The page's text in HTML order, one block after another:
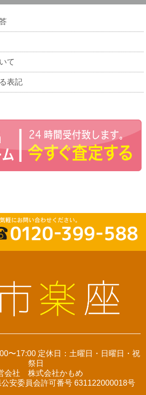
て
表記
〜17:00 定休日：土曜日・日曜日・祝
祭日
会社 株式会社かもめ
安委員会許可番号 631122000018号